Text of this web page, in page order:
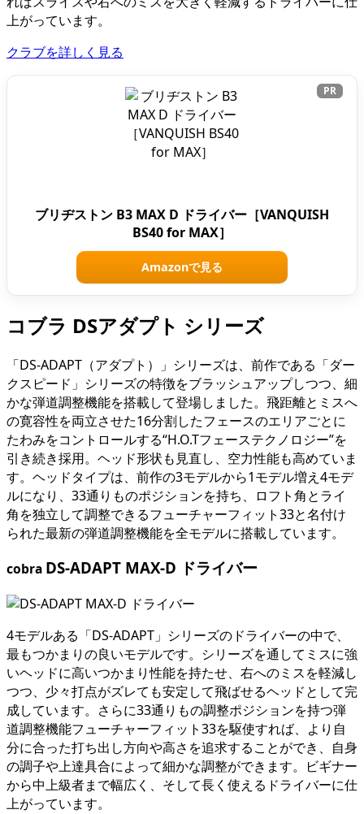
上がっています。
クラブを詳しく見る
PR
ブリヂストン B3 MAX D ドライバー［VANQUISH
BS40 for MAX］
Amazonで見る
コブラ DSアダプト シリーズ
「DS-ADAPT（アダプト）」シリーズは、前作である「ダー
クスピード」シリーズの特徴をブラッシュアップしつつ、細
かな弾道調整機能を搭載して登場しました。飛距離とミスへ
の寛容性を両立させた16分割したフェースのエリアごとに
たわみをコントロールする“H.O.Tフェーステクノロジー”を
引き続き採用。ヘッド形状も見直し、空力性能も高めていま
す。ヘッドタイプは、前作の3モデルから1モデル増え4モデ
ルになり、33通りものポジションを持ち、ロフト角とライ
角を独立して調整できるフューチャーフィット33と名付け
られた最新の弾道調整機能を全モデルに搭載しています。
cobra DS-ADAPT MAX-D ドライバー
4モデルある「DS-ADAPT」シリーズのドライバーの中で、
最もつかまりの良いモデルです。シリーズを通してミスに強
いヘッドに高いつかまり性能を持たせ、右へのミスを軽減し
つつ、少々打点がズレても安定して飛ばせるヘッドとして完
成しています。さらに33通りもの調整ポジションを持つ弾
道調整機能フューチャーフィット33を駆使すれば、より自
分に合った打ち出し方向や高さを追求することができ、自身
の調子や上達具合によって細かな調整ができます。ビギナー
から中上級者まで幅広く、そして長く使えるドライバーに仕
上がっています。